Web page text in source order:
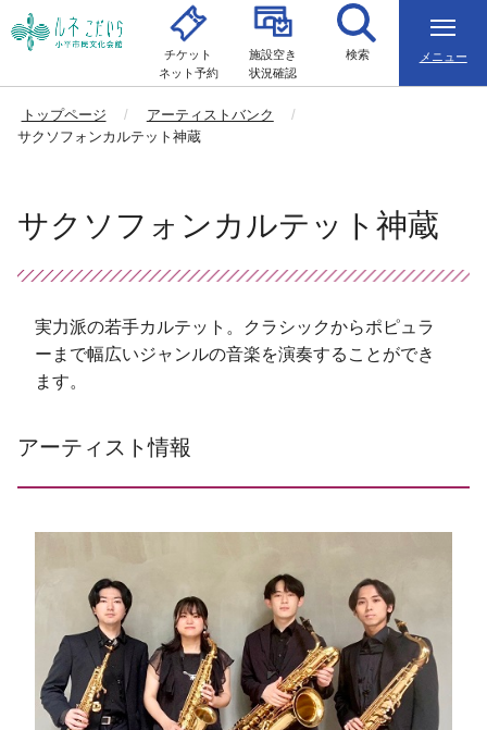
メニュー
チケット
ネット予約
施設空き
状況確認
検索
トップページ
アーティストバンク
サクソフォンカルテット神蔵
サクソフォンカルテット神蔵
実力派の若手カルテット。クラシックからポピュラ
ーまで幅広いジャンルの音楽を演奏することができ
ます。
アーティスト情報